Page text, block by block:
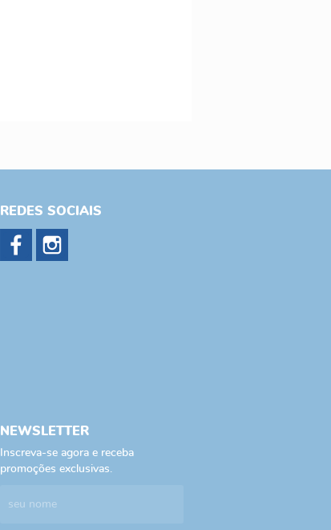
REDES SOCIAIS
NEWSLETTER
Inscreva-se agora e receba
promoções exclusivas.